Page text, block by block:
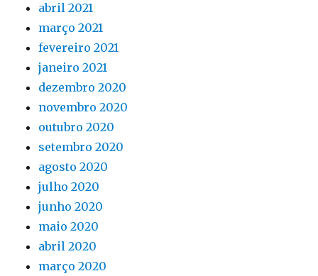
abril 2021
março 2021
fevereiro 2021
janeiro 2021
dezembro 2020
novembro 2020
outubro 2020
setembro 2020
agosto 2020
julho 2020
junho 2020
maio 2020
abril 2020
março 2020